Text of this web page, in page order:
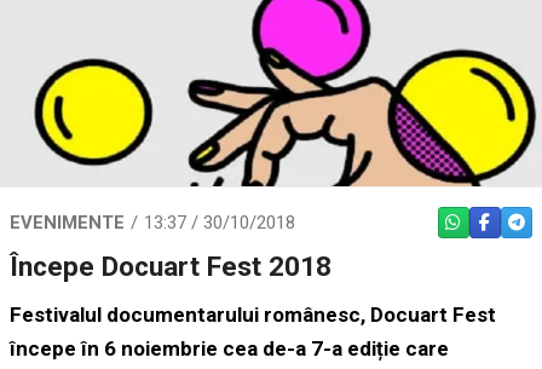
EVENIMENTE 13:37 / 30/10/2018 WHATSAPP
Începe Docuart Fest 2018
Festivalul documentarului românesc, Docuart Fest
începe în 6 noiembrie cea de-a 7-a ediție care